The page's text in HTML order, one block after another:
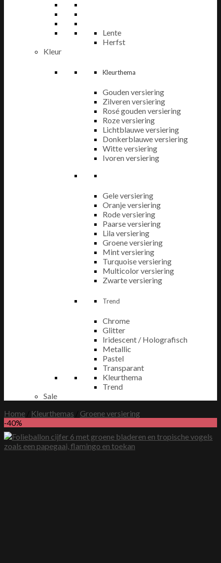
Lente
Herfst
Kleur
Kleurthema
Gouden versiering
Zilveren versiering
Rosé gouden versiering
Roze versiering
Lichtblauwe versiering
Donkerblauwe versiering
Witte versiering
Ivoren versiering
Gele versiering
Oranje versiering
Rode versiering
Paarse versiering
Lila versiering
Groene versiering
Mint versiering
Turquoise versiering
Multicolor versiering
Zwarte versiering
Trend
Chrome
Glitter
Iridescent / Holografisch
Metallic
Pastel
Transparant
Kleurthema
Trend
Sale
Home
Kleurthemas
Groene versiering
-40%